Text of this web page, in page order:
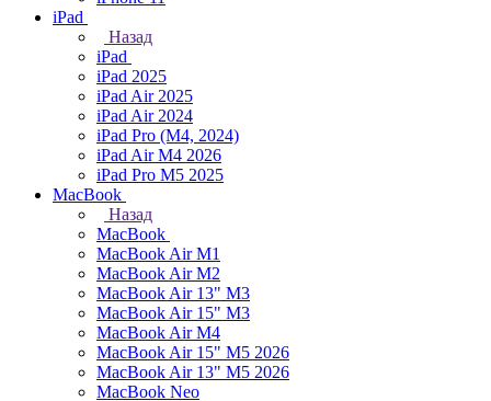
iPad
Назад
iPad
iPad 2025
iPad Air 2025
iPad Air 2024
iPad Pro (M4, 2024)
iPad Air M4 2026
iPad Pro M5 2025
MacBook
Назад
MacBook
MacBook Air M1
MacBook Air M2
MacBook Air 13" M3
MacBook Air 15" M3
MacBook Air M4
MacBook Air 15" М5 2026
MacBook Air 13" М5 2026
MacBook Neo